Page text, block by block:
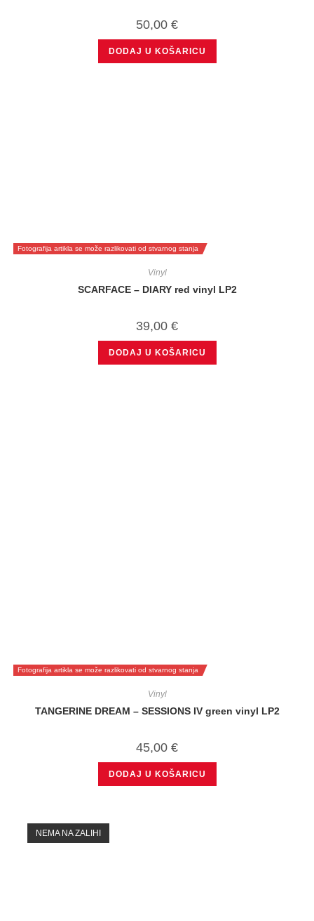
50,00 €
DODAJ U KOŠARICU
Fotografija artikla se može razlikovati od stvarnog stanja
Vinyl
SCARFACE – DIARY red vinyl LP2
39,00 €
DODAJ U KOŠARICU
Fotografija artikla se može razlikovati od stvarnog stanja
Vinyl
TANGERINE DREAM – SESSIONS IV green vinyl LP2
45,00 €
DODAJ U KOŠARICU
NEMA NA ZALIHI